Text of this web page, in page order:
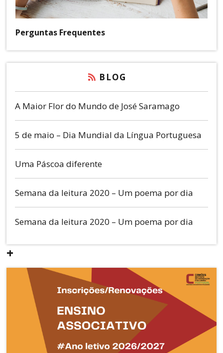
Perguntas Frequentes
BLOG
A Maior Flor do Mundo de José Saramago
5 de maio – Dia Mundial da Língua Portuguesa
Uma Páscoa diferente
Semana da leitura 2020 – Um poema por dia
Semana da leitura 2020 – Um poema por dia
+